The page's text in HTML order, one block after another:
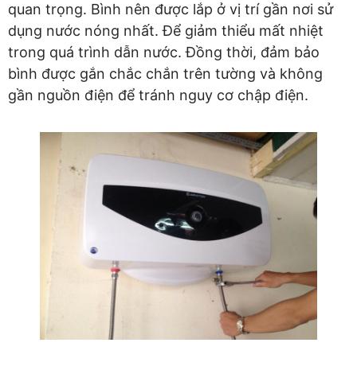
quan trọng. Bình nên được lắp ở vị trí gần nơi sử
dụng nước nóng nhất. Để giảm thiểu mất nhiệt
trong quá trình dẫn nước. Đồng thời, đảm bảo
bình được gắn chắc chắn trên tường và không
gần nguồn điện để tránh nguy cơ chập điện.